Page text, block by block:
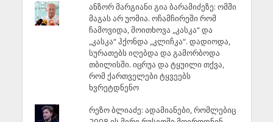
ანზორ მარგიანი გია ბარამიძეზე: ომში
მაგას არ უომია. ოჩამჩირეში რომ
ჩამოვიდა, მოითხოვა „კასკა“ და
„კასკა“ ჰქონდა „კლიჩკა“. დადიოდა,
სურათებს იღებდა და გამორბოდა
თბილისში. იცრუა და ტყუილი თქვა,
რომ ქართველები ტყვეებს
ხვრეტდნენო
რეზო ბლიაძე: ადამიანები, რომლებიც